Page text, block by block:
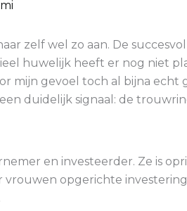
zelf wel zo aan. De
huwelijk heeft er nog niet
mijn gevoel toch al bijna
duidelijk signaal: de
en investeerder. Ze is
vrouwen opgerichte